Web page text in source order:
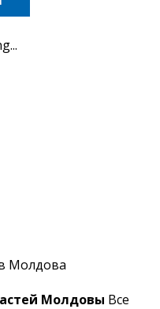
Молдова
Молдовы Все